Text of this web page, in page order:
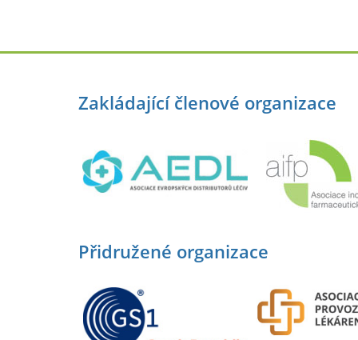
Zakládající členové organizace
Přidružené organizace